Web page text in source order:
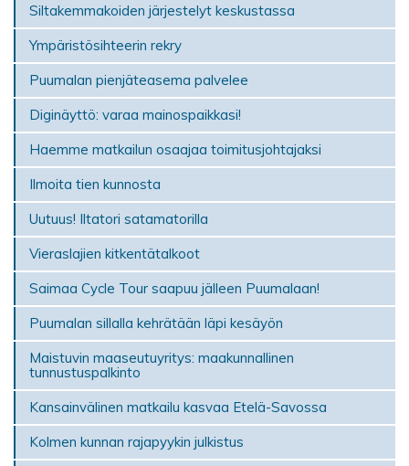
Siltakemmakoiden järjestelyt keskustassa
Ympäristösihteerin rekry
Puumalan pienjäteasema palvelee
Diginäyttö: varaa mainospaikkasi!
Haemme matkailun osaajaa toimitusjohtajaksi
Ilmoita tien kunnosta
Uutuus! Iltatori satamatorilla
Vieraslajien kitkentätalkoot
Saimaa Cycle Tour saapuu jälleen Puumalaan!
Puumalan sillalla kehrätään läpi kesäyön
Maistuvin maaseutuyritys: maakunnallinen
tunnustuspalkinto
Kansainvälinen matkailu kasvaa Etelä-Savossa
Kolmen kunnan rajapyykin julkistus